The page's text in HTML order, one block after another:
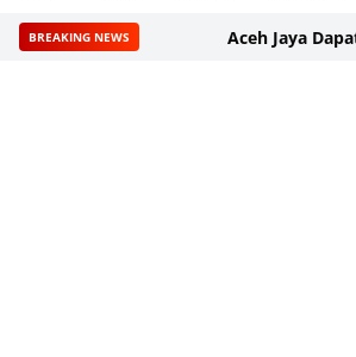
BREAKING NEWS Aceh Jaya Dapat